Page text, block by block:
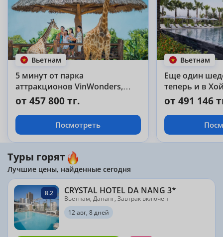
Вьетнам
5 минут от парка
аттракционов VinWonders,
сафари-парка - сетевой
от 457 800 тг.
Посмотреть
Вьетнам
Еще один
теперь и в
от 491 146
Туры горят
Лучшие цены, найденные сегодня
8.2 CRYSTAL HOTEL DA NANG 3*
Вьетнам, Дананг, Завтрак включен
12 авг, 8 дней